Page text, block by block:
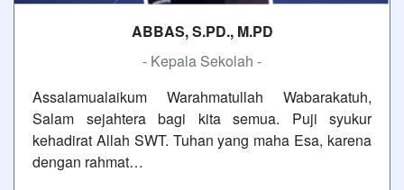
ABBAS, S.PD., M.PD
- Kepala Sekolah -
Assalamualaikum Warahmatullah Wabarakatuh,
Salam sejahtera bagi kita semua. Puji syukur
kehadirat Allah SWT. Tuhan yang maha Esa, karena
dengan rahmat…